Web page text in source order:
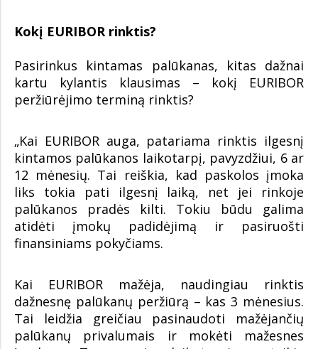
Kokį EURIBOR rinktis?
Pasirinkus kintamas palūkanas, kitas dažnai
kartu kylantis klausimas – kokį EURIBOR
peržiūrėjimo terminą rinktis?
„Kai EURIBOR auga, patariama rinktis ilgesnį
kintamos palūkanos laikotarpį, pavyzdžiui, 6 ar
12 mėnesių. Tai reiškia, kad paskolos įmoka
liks tokia pati ilgesnį laiką, net jei rinkoje
palūkanos pradės kilti. Tokiu būdu galima
atidėti įmokų padidėjimą ir pasiruošti
finansiniams pokyčiams.
Kai EURIBOR mažėja, naudingiau rinktis
dažnesnę palūkanų peržiūrą – kas 3 mėnesius.
Tai leidžia greičiau pasinaudoti mažėjančių
palūkanų privalumais ir mokėti mažesnes